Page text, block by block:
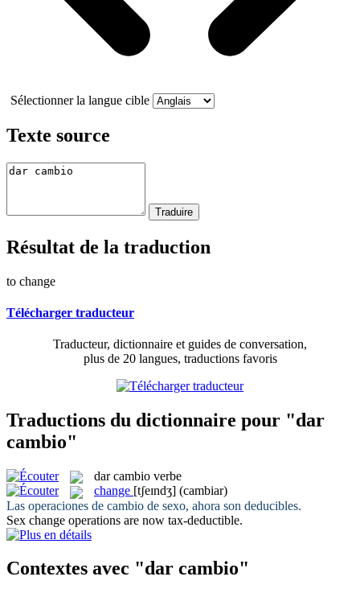
Sélectionner la langue cible
Texte source
Résultat de la traduction
to change
Télécharger traducteur
Traducteur, dictionnaire et guides de conversation,
plus de 20 langues, traductions favoris
Traductions du dictionnaire pour "dar
cambio"
dar cambio verbe
change [tʃeɪndʒ] (cambiar)
Las operaciones de cambio de sexo, ahora son deducibles.
Sex change operations are now tax-deductible.
Contextes avec "dar cambio"